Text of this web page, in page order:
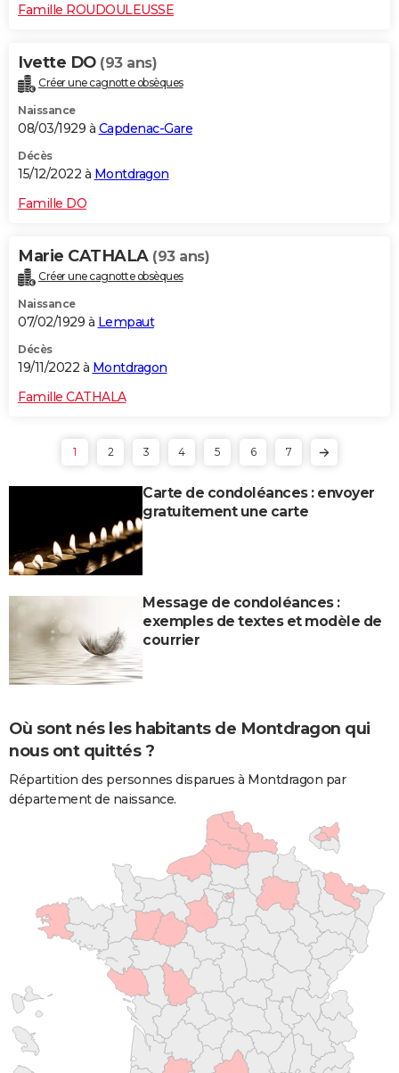
Famille ROUDOULEUSSE
Ivette DO (93 ans)
Créer une cagnotte obsèques
Naissance
08/03/1929 à Capdenac-Gare
Décès
15/12/2022 à Montdragon
Famille DO
Marie CATHALA (93 ans)
Créer une cagnotte obsèques
Naissance
07/02/1929 à Lempaut
Décès
19/11/2022 à Montdragon
Famille CATHALA
1 2 3 4 5 6 7
Carte de condoléances : envoyer
gratuitement une carte
Message de condoléances :
exemples de textes et modèle de
courrier
Où sont nés les habitants de Montdragon qui
nous ont quittés ?
Répartition des personnes disparues à Montdragon par
département de naissance.